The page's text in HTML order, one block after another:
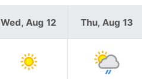
Wed, Aug 12 Thu, Aug 13